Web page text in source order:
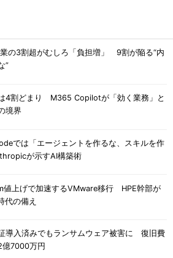
の3割超がむしろ「負担増」 9割が陥る“内
”
4割どまり M365 Copilotが「効く業務」と
境界
では「エージェントを作るな、スキルを作
が示すAI構築術
値上げで加速するVMware移行 HPE幹部が
代の備え
導入済みでもランサムウェア被害に 復旧費
億7000万円